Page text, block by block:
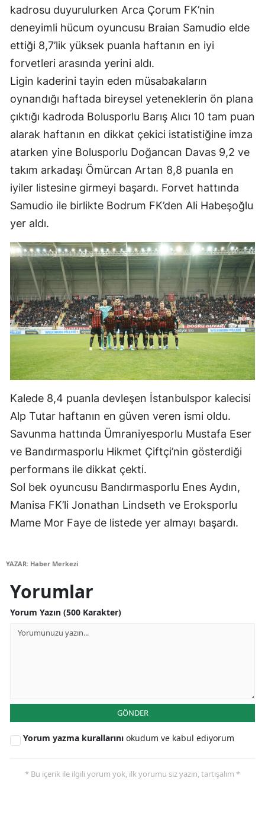
Mersin
Kars
Kastamonu
Kayseri
Kırklareli
Kırşehir
Konya
Kütahya
Malatya
Manisa
Kahramanmaraş
Mardin
Muğla
Muş
Nevşehir
Ordu
Rize
Trabzon
Şanlıurfa
kadrosu duyurulurken Arca Çorum FK’nin
deneyimli hücum oyuncusu Braian Samudio elde
ettiği 8,7’lik yüksek puanla haftanın en iyi
forvetleri arasında yerini aldı.
Ligin kaderini tayin eden müsabakaların
oynandığı haftada bireysel yeteneklerin ön plana
çıktığı kadroda Bolusporlu Barış Alıcı 10 tam puan
alarak haftanın en dikkat çekici istatistiğine imza
atarken yine Bolusporlu Doğancan Davas 9,2 ve
takım arkadaşı Ömürcan Artan 8,8 puanla en
iyiler listesine girmeyi başardı. Forvet hattında
Samudio ile birlikte Bodrum FK’den Ali Habeşoğlu
yer aldı.
Kalede 8,4 puanla devleşen İstanbulspor kalecisi
Alp Tutar haftanın en güven veren ismi oldu.
Savunma hattında Ümraniyesporlu Mustafa Eser
ve Bandırmasporlu Hikmet Çiftçi’nin gösterdiği
performans ile dikkat çekti.
Sol bek oyuncusu Bandırmasporlu Enes Aydın,
Manisa FK’li Jonathan Lindseth ve Eroksporlu
Mame Mor Faye de listede yer almayı başardı.
YAZAR: Haber Merkezi
Yorumlar
Yorum Yazın (500 Karakter)
GÖNDER
Yorum yazma kurallarını okudum ve kabul ediyorum
* Bu içerik ile ilgili yorum yok, ilk yorumu siz yazın, tartışalım *